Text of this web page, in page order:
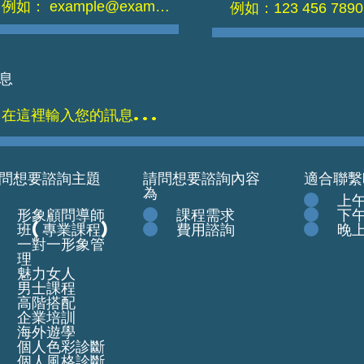
想要諮詢主題
形象顧問導師
班(專業課程)
一對一形象管
理
魅力女人
男士課程
高階搭配
企業培訓
海外遊學
個人色彩診斷
請問想要諮詢內容
為
課程需求
費用諮詢
適合聯
上
下
晚